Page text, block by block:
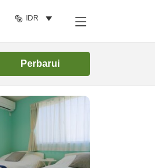
IDR
Perbarui
Cari kamar